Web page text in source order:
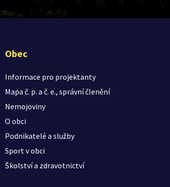
Obec
Informace pro projektanty
Mapa č. p. a č. e., správní členění
Nemojoviny
O obci
Podnikatelé a služby
Sport v obci
Školství a zdravotnictví